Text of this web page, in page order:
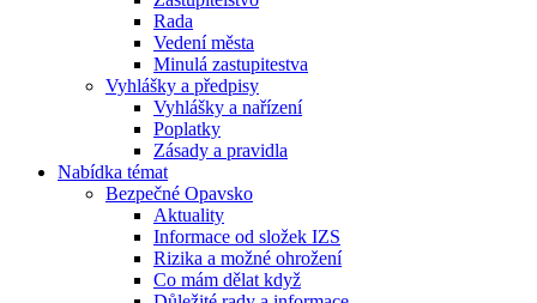
Rada
Vedení města
Minulá zastupitestva
Vyhlášky a předpisy
Vyhlášky a nařízení
Poplatky
Zásady a pravidla
Nabídka témat
Bezpečné Opavsko
Aktuality
Informace od složek IZS
Rizika a možné ohrožení
Co mám dělat když